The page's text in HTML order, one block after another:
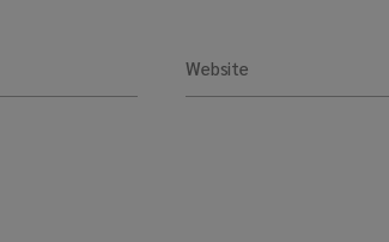
Website